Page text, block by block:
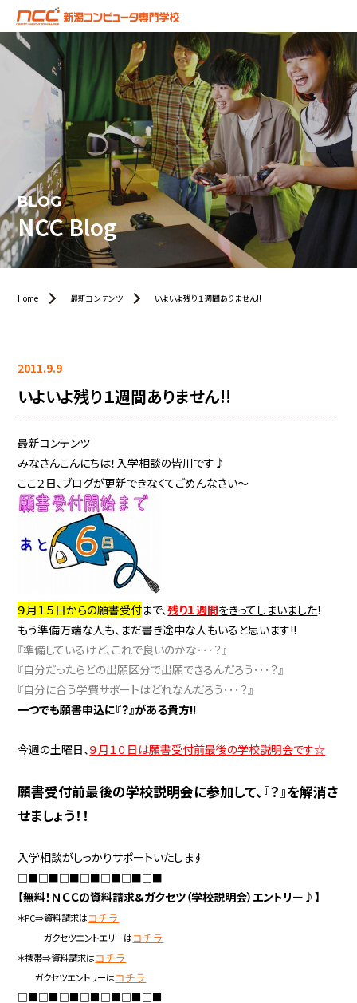
BLOG
NCC Blog
Home 最新コンテンツ いよいよ残り１週間ありません!!
2011.9.9
いよいよ残り１週間ありません!!
最新コンテンツ
みなさんこんにちは！入学相談の皆川です♪
ここ２日、ブログが更新できなくてごめんなさい～
９月１５日からの願書受付まで、残り１週間をきってしまいました！
もう準備万端な人も、まだ書き途中な人もいると思います!!
『準備しているけど、これで良いのかな･･･？』
『自分だったらどの出願区分で出願できるんだろう･･･？』
『自分に合う学費サポートはどれなんだろう･･･？』
一つでも願書申込に『？』がある貴方!!
今週の土曜日、９月１０日は願書受付前最後の学校説明会です☆
願書受付前最後の学校説明会に参加して、『？』を解消さ
せましょう！！
入学相談がしっかりサポートいたします
□■□■□■□■□■□■□■
【無料！ＮＣＣの資料請求&ガクセツ（学校説明会）エントリー♪】
＊PC⇒資料請求は コチラ
ガクセツエントエリーは コチラ
＊携帯⇒資料請求は コチラ
ガクセツエントリーは コチラ
□■□■□■□■□■□■□■